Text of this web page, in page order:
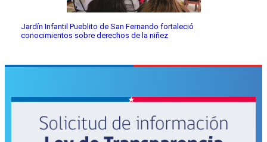
Jardín Infantil Pueblito de San Fernando fortaleció
conocimientos sobre derechos de la niñez